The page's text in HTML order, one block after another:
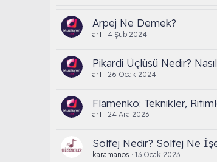
Arpej Ne Demek?
art 4 Şub 2024
Pikardi Üçlüsü Nedir?
art 26 Ocak 2024
Flamenko: Teknikler,
art 24 Ara 2023
Solfej Nedir? Solfej Ne
karamanos 13 Ocak 2023